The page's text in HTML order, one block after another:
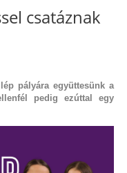
csatáznak
pályára együttesünk a
pedig ezúttal egy